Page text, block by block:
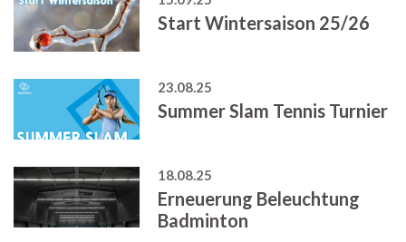
Start Wintersaison 25/26
23.08.25
Summer Slam Tennis Turnier
18.08.25
Erneuerung Beleuchtung
Badminton